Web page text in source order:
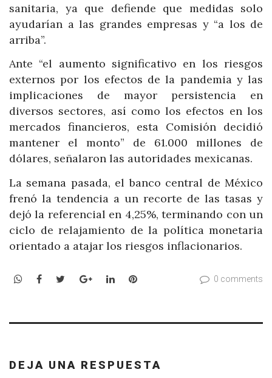
sanitaria, ya que defiende que medidas solo
ayudarían a las grandes empresas y “a los de
arriba”.
Ante “el aumento significativo en los riesgos
externos por los efectos de la pandemia y las
implicaciones de mayor persistencia en
diversos sectores, así como los efectos en los
mercados financieros, esta Comisión decidió
mantener el monto” de 61.000 millones de
dólares, señalaron las autoridades mexicanas.
La semana pasada, el banco central de México
frenó la tendencia a un recorte de las tasas y
dejó la referencial en 4,25%, terminando con un
ciclo de relajamiento de la política monetaria
orientado a atajar los riesgos inflacionarios.
WhatsApp
Facebook
TwitterGoogle+LinkedInPinterest 0 comments
DEJA UNA RESPUESTA